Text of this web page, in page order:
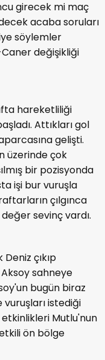
girecek mi maç
acaba soruları
söylemler
değişikliği
hareketliliği
Attıkları gol
gelişti.
üzerinde çok
bir pozisyonda
işi bur vuruşla
çılgınca
sevinç vardı.
çıkıp
sahneye
bugün biraz
istediği
Mutlu'nun
ön bölge